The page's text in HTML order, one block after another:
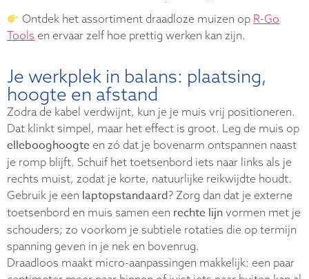
Ontdek het assortiment draadloze muizen op R-Go
Tools en ervaar zelf hoe prettig werken kan zijn.
Je werkplek in balans: plaatsing,
hoogte en afstand
Zodra de kabel verdwijnt, kun je je muis vrij positioneren.
Dat klinkt simpel, maar het effect is groot. Leg de muis op
ellebooghoogte en zó dat je bovenarm ontspannen naast
je romp blijft. Schuif het toetsenbord iets naar links als je
rechts muist, zodat je korte, natuurlijke reikwijdte houdt.
Gebruik je een laptopstandaard? Zorg dan dat je externe
toetsenbord en muis samen een rechte lijn vormen met je
schouders; zo voorkom je subtiele rotaties die op termijn
spanning geven in je nek en bovenrug.
Draadloos maakt micro-aanpassingen makkelijk: een paar